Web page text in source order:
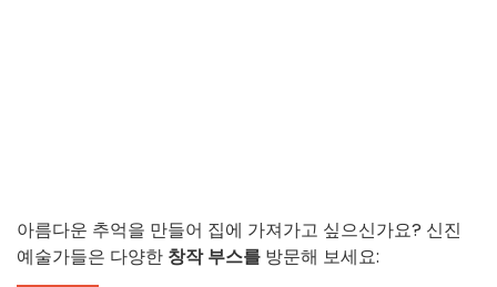
아름다운 추억을 만들어 집에 가져가고 싶으신가요? 신진
예술가들은 다양한 창작 부스를 방문해 보세요: